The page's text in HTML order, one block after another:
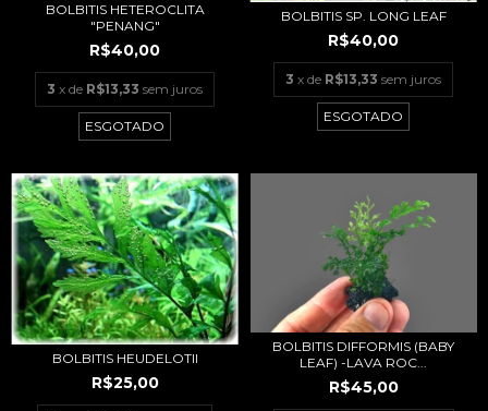
BOLBITIS HETEROCLITA
"PENANG"
R$40,00
3 x de R$13,33 sem juros
ESGOTADO
BOLBITIS SP. LONG LEAF
R$40,00
3 x de R$13,33 sem juros
ESGOTADO
BOLBITIS HEUDELOTII
R$25,00
BOLBITIS DIFFORMIS (BABY
LEAF) -LAVA ROC...
R$45,00